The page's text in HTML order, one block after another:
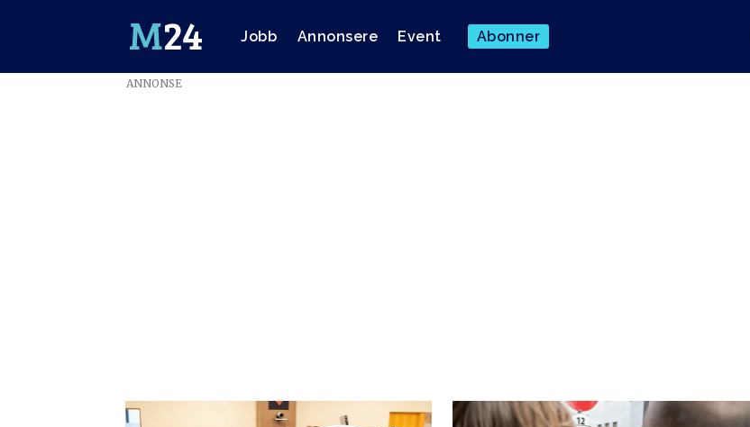
Jobb Annonsere Event Abonner
Emne:ANNONSE